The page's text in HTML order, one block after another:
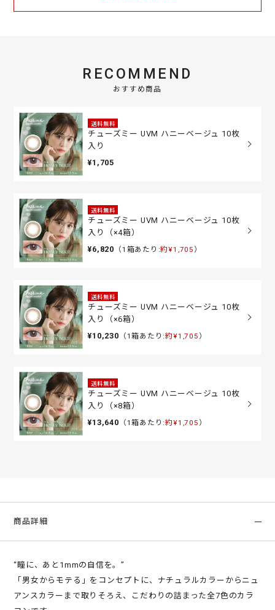
RECOMMEND
おすすめ商品
送料無料
チューズミー UVM ハニーベージュ 10枚
入り
¥1,705
送料無料
チューズミー UVM ハニーベージュ 10枚
入り（×4箱）
¥6,820 （1箱あたり:約¥1,705 ）
送料無料
チューズミー UVM ハニーベージュ 10枚
入り（×6箱）
¥10,230 （1箱あたり:約¥1,705 ）
送料無料
チューズミー UVM ハニーベージュ 10枚
入り（×8箱）
¥13,640 （1箱あたり:約¥1,705 ）
商品詳細
“瞳に、あと1mmの自信を。”
「男女からモテる」をコンセプトに、ナチュラルカラーからニュ
アンスカラーまで取りそろえ、こだわりの詰まった全7色のカラ